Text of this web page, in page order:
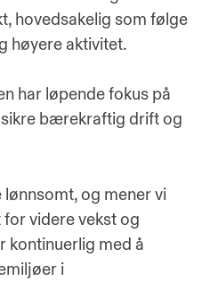
hovedsakelig som følge
høyere aktivitet.
har løpende fokus på
bærekraftig drift og
og mener vi
videre vekst og
kontinuerlig med å
i